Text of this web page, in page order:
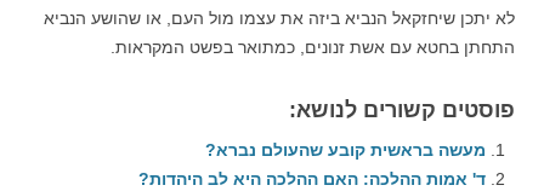
לא יתכן שיחזקאל הנביא ביזה את עצמו מול העם, או שהושע הנביא
התחתן בחטא עם אשת זנונים, כמתואר בפשט המקראות.
פוסטים קשורים לנושא:
מעשה בראשית קובע שהעולם נברא?
ד' אמות ההלכה: האם ההלכה היא לב היהדות?